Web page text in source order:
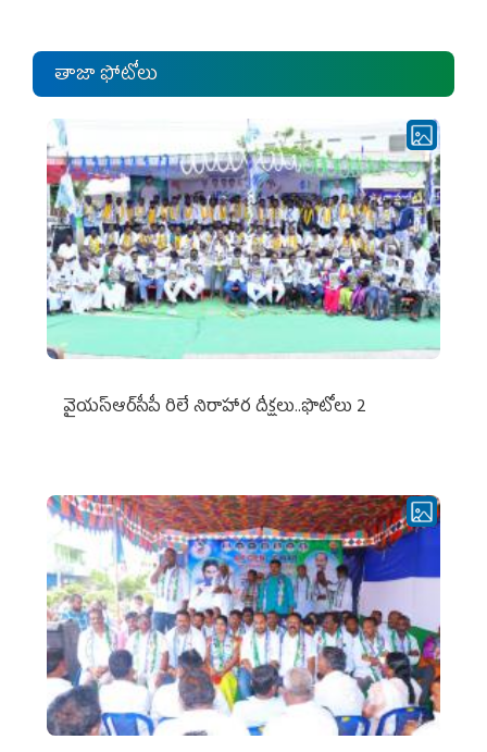
తాజా ఫోటోలు
వైయ‌స్ఆర్‌సీపీ రిలే నిరాహార దీక్షలు..ఫొటోలు 2